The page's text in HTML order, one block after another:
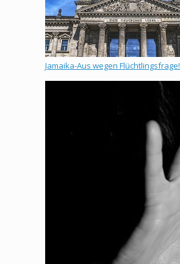
Jamaika-Aus wegen Flüchtlingsfrage!